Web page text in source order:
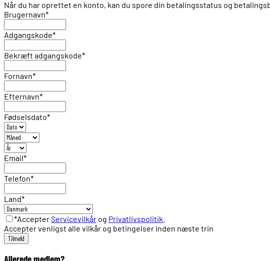
Når du har oprettet en konto, kan du spore din betalingsstatus og
Brugernavn*
Adgangskode*
Bekræft adgangskode*
Fornavn*
Efternavn*
Fødselsdato*
Email*
Telefon*
Land*
*AccepterServicevilkår og Privatlivspolitik
Accepter venligst alle vilkår og betingelser inden næste trin